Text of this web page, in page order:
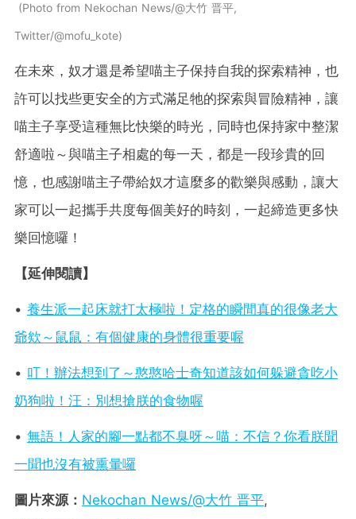
Photo from Nekochan News/@大竹 晋平,
Twitter/@mofu_kote
在未來，奴才還是希望喵主子保持自我的探索精神，也
許可以找些更安全的方式滿足牠的探索與冒險精神，讓
喵主子享受這種無比快樂的時光，同時也保持家中整潔
舒適啦～與喵主子相處的每一天，都是一段珍貴的回
憶，也感謝喵主子帶給奴才這麼多的歡樂與感動，讓大
家可以一起攜手共度每個美好的時刻，一起締造更多快
樂回憶囉！
【延伸閱讀】
• 養生派一起床就打太極啦！定格的瞬間真的很像老大
爺欸～鼠鼠：有個健康的身體很重要喔
• 叮！辦法想到了～憨憨哈士奇知道該如何躲避貪吃小
奶狗啦！汪：別想搶朕的食物喔
• 無語！人家的腳一點都不臭呀～喵：不信？你看朕聞
一聞也沒有被熏暈囉
圖片來源： Nekochan News/@大竹 晋平,